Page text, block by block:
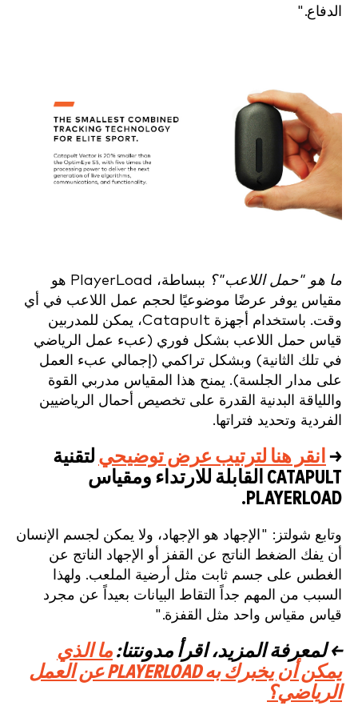
الدفاع."
ما هو "حمل اللاعب"؟
ببساطة، PlayerLoad هو
مقياس يوفر عرضًا موضوعيًا لحجم عمل اللاعب في أي
وقت. باستخدام أجهزة Catapult، يمكن للمدربين
قياس حمل اللاعب بشكل فوري (عبء عمل الرياضي
في تلك الثانية) وبشكل تراكمي (إجمالي عبء العمل
على مدار الجلسة). يمنح هذا المقياس مدربي القوة
واللياقة البدنية القدرة على تخصيص أحمال الرياضيين
الفردية وتحديد فتراتها.
→ انقر هنا لترتيب عرض توضيحي لتقنية
CATAPULT القابلة للارتداء ومقياس
PLAYERLOAD.
وتابع شولتز: "الإجهاد هو الإجهاد، ولا يمكن لجسم الإنسان
أن يفك الضغط الناتج عن القفز أو الإجهاد الناتج عن
الغطس على جسم ثابت مثل أرضية الملعب. ولهذا
السبب من المهم جداً التقاط البيانات بعيداً عن مجرد
قياس مقياس واحد مثل القفزة."
← لمعرفة المزيد، اقرأ مدونتنا: ما الذي
يمكن أن يخبرك به PLAYERLOAD عن العمل
الرياضي؟